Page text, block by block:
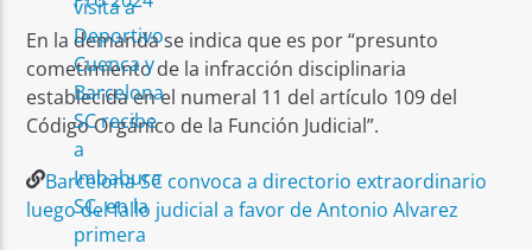
En la demanda se indica que es por “presunto
cometimiento de la infracción disciplinaria
establecida en el numeral 11 del artículo 109 del
Código Orgánico de la Función Judicial”.
B​arcelona SC convoca a directorio extraordinario
luego del fallo judicial a favor de Antonio Alvarez